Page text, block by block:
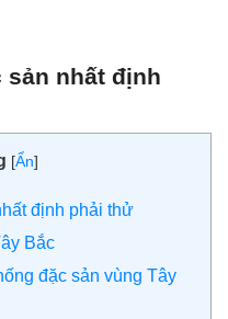
nhất định
[Ẩn]
định phải thử
Bắc
đặc sản vùng Tây